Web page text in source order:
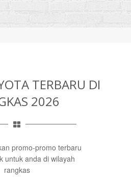
TERBARU DI
2026
promo-promo terbaru
untuk anda di wilayah
rangkas